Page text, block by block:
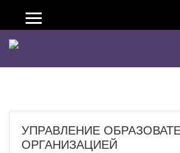
Боковая панель
УПРАВЛЕНИЕ
ОРГАНИЗАЦИЕЙ